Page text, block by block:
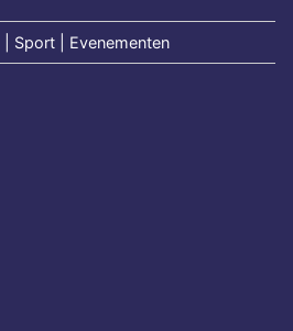
| Sport | Evenementen